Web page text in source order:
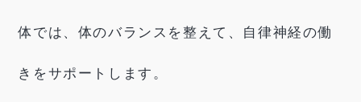
体では、体のバランスを整えて、自律神経の働
きをサポートします。